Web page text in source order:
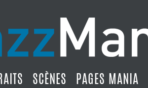
SCÈNES PAGES MANIA